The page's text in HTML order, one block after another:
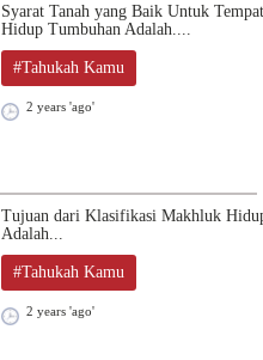
Syarat Tanah yang Baik Untuk Tempat
Hidup Tumbuhan Adalah....
#Tahukah Kamu
2 years 'ago'
Tujuan dari Klasifikasi Makhluk
Adalah...
#Tahukah Kamu
2 years 'ago'